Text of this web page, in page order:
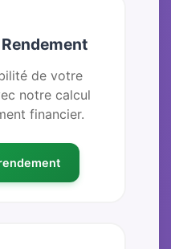
de votre
notre calcul
financier.